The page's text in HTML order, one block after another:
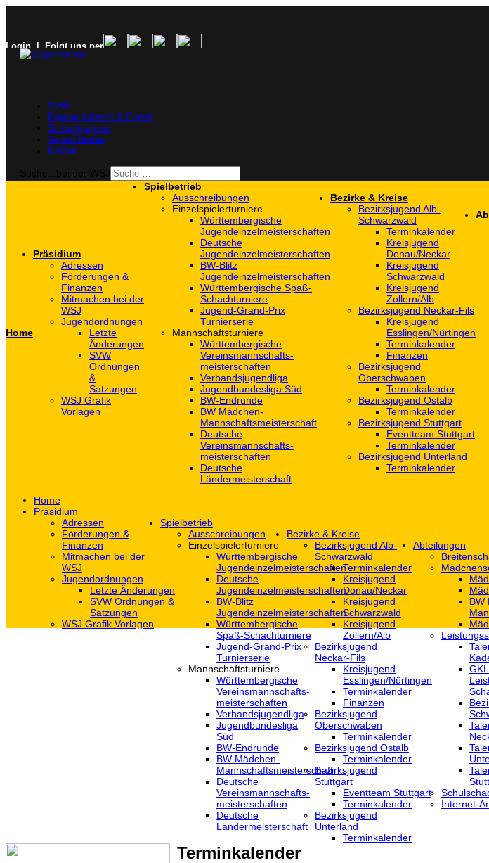
Login | Folgt uns per
SVW
Ergebnisdienst & Portal
Schachjugend
Verein finden
E-Mail
Home
Präsidium
Adressen
Förderungen &
Finanzen
Mitmachen bei der
WSJ
Jugendordnungen
Letzte
Änderungen
SVW
Ordnungen
&
Satzungen
WSJ Grafik
Vorlagen
Spielbetrieb
Ausschreibungen
Einzelspielerturniere
Württembergische
Jugendeinzelmeisterschaften
Deutsche
Jugendeinzelmeisterschaften
BW-Blitz
Jugendeinzelmeisterschaften
Württembergische Spaß-
Schachturniere
Jugend-Grand-Prix
Turnierserie
Mannschaftsturniere
Württembergische
Vereinsmannschafts-
meisterschaften
Verbandsjugendliga
Jugendbundesliga Süd
BW-Endrunde
BW Mädchen-
Mannschaftsmeisterschaft
Deutsche
Vereinsmannschafts-
meisterschaften
Deutsche
Ländermeisterschaft
Bezirke & Kreise
Bezirksjugend Alb-
Schwarzwald
Terminkalender
Kreisjugend
Donau/Neckar
Kreisjugend
Schwarzwald
Kreisjugend
Zollern/Alb
Bezirksjugend Neckar-Fils
Kreisjugend
‎Esslingen/Nürtingen
Terminkalender
Finanzen
Bezirksjugend
Oberschwaben
Terminkalender
Bezirksjugend Ostalb
Terminkalender
Bezirksjugend Stuttgart
‎Eventteam Stuttgart
Terminkalender
Bezirksjugend Unterland
Terminkalender
Home
Präsidium
Adressen
Förderungen &
Finanzen
Mitmachen bei der
WSJ
Jugendordnungen
Letzte Änderungen
SVW Ordnungen &
Satzungen
WSJ Grafik Vorlagen
Spielbetrieb
Ausschreibungen
Einzelspielerturniere
Württembergische
Jugendeinzelmeisterschaften
Deutsche
Jugendeinzelmeisterschaften
BW-Blitz
Jugendeinzelmeisterschaften
Württembergische
Spaß-Schachturniere
Jugend-Grand-Prix
Turnierserie
Mannschaftsturniere
Württembergische
Vereinsmannschafts-
meisterschaften
Verbandsjugendliga
Jugendbundesliga
Süd
BW-Endrunde
BW Mädchen-
Mannschaftsmeisterschaft
Deutsche
Vereinsmannschafts-
meisterschaften
Deutsche
Ländermeisterschaft
Bezirke & Kreise
Bezirksjugend Alb-
Schwarzwald
Terminkalender
Kreisjugend
Donau/Neckar
Kreisjugend
Schwarzwald
Kreisjugend
Zollern/Alb
Bezirksjugend
Neckar-Fils
Kreisjugend
‎Esslingen/Nürtingen
Terminkalender
Finanzen
Bezirksjugend
Oberschwaben
Terminkalender
Bezirksjugend Ostalb
Terminkalender
Bezirksjugend
Stuttgart
‎Eventteam Stuttgart
Terminkalender
Bezirksjugend
Unterland
Terminkalender
Abteilungen
BW
Internet-
Terminkalender